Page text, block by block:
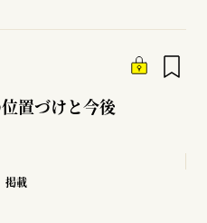
置づけと今後
掲載